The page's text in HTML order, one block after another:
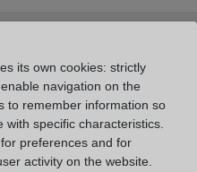
de una vivienda
its own cookies: strictly
navigation on the
to remember information so
with specific characteristics.
preferences and for
activity on the website.